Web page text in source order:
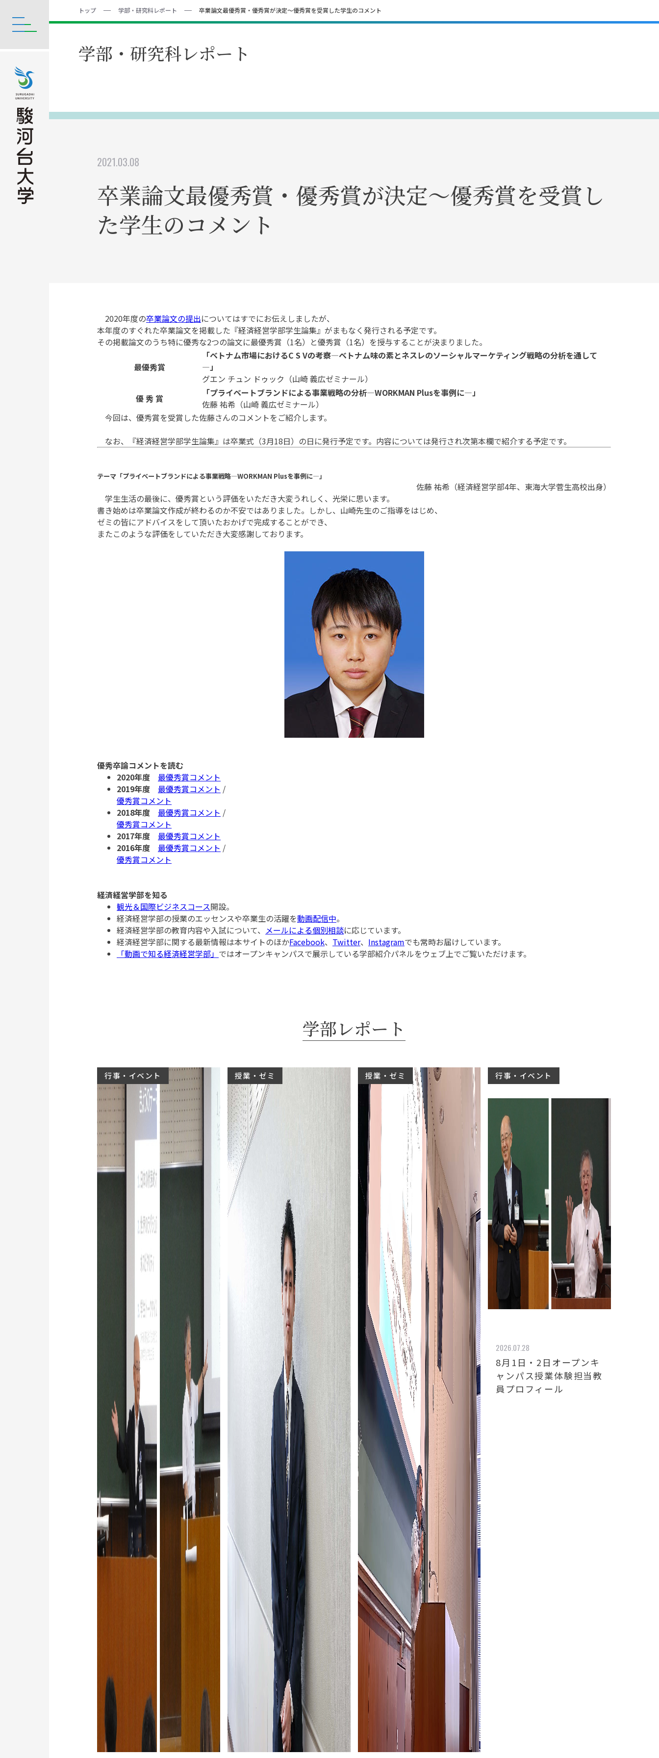
トップ 学部・研究科レポート 卒業論文最優秀賞・優秀賞が決定～優秀賞を受賞した学生のコメント
学部・研究科レポート
2021.03.08
卒業論文最優秀賞・優秀賞が決定～優秀賞を受賞し
た学生のコメント
2020年度の卒業論文の提出についてはすでにお伝えしましたが、
本年度のすぐれた卒業論文を掲載した『経済経営学部学生論集』がまもなく発行される予定です。
その掲載論文のうち特に優秀な2つの論文に最優秀賞（1名）と優秀賞（1名）を授与することが決まりました。
最優秀賞
「ベトナム市場におけるC S Vの考察―ベトナム味の素とネスレのソーシャルマーケティング戦略の分析を通して
―」
グエン チュン ドゥック（山崎 義広ゼミナール）
優 秀 賞
「プライベートブランドによる事業戦略の分析―WORKMAN Plusを事例に―」
佐藤 祐希（山崎 義広ゼミナール）
今回は、優秀賞を受賞した佐藤さんのコメントをご紹介します。
なお、『経済経営学部学生論集』は卒業式（3月18日）の日に発行予定です。内容については発行され次第本欄で紹介する予定です。
テーマ「プライベートブランドによる事業戦略―WORKMAN Plusを事例に―」
佐藤 祐希（経済経営学部4年、東海大学菅生高校出身）
学生生活の最後に、優秀賞という評価をいただき大変うれしく、光栄に思います。
書き始めは卒業論文作成が終わるのか不安ではありました。しかし、山崎先生のご指導をはじめ、
ゼミの皆にアドバイスをして頂いたおかげで完成することができ、
またこのような評価をしていただき大変感謝しております。
優秀卒論コメントを読む
2020年度 最優秀賞コメント
2019年度 最優秀賞コメント /
優秀賞コメント
2018年度 最優秀賞コメント /
優秀賞コメント
2017年度 最優秀賞コメント
2016年度 最優秀賞コメント /
優秀賞コメント
経済経営学部を知る
観光＆国際ビジネスコース開設。
経済経営学部の授業のエッセンスや卒業生の活躍を動画配信中。
経済経営学部の教育内容や入試について、 メールによる個別相談に応じています。
経済経営学部に関する最新情報は本サイトのほかFacebook、 Twitter、 Instagramでも常時お届けしています。
「動画で知る経済経営学部」 ではオープンキャンパスで展示している学部紹介パネルをウェブ上でご覧いただけます。
学部レポート
行事・イベント 授業・ゼミ 授業・ゼミ
2026.07.28
行事・イベント
8月1日・2日オープンキ
ャンパス授業体験担当教
員プロフィール